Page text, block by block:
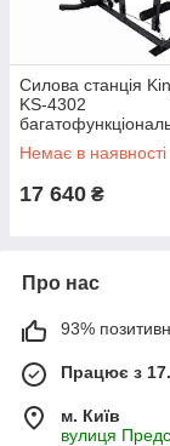
Силова станція
KS-4302
тренажер зі стеком
регульовані сидіння
компактна
Немає в наявності
17 640 ₴
Про нас
93%
Працює з
м. Київ
вулиця